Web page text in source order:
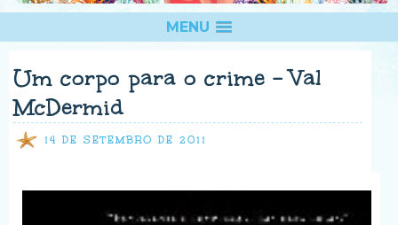
MENU
Um corpo para o crime - Val
McDermid
14 DE SETEMBRO DE 2011